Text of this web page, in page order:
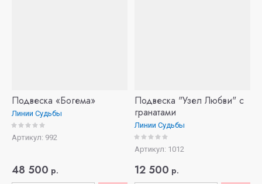
Подвеска «Богема»
Линии Судьбы
Артикул: 992
48 500 р.
Подвеска "Узел Любви" с
гранатами
Линии Судьбы
Артикул: 1012
12 500 р.